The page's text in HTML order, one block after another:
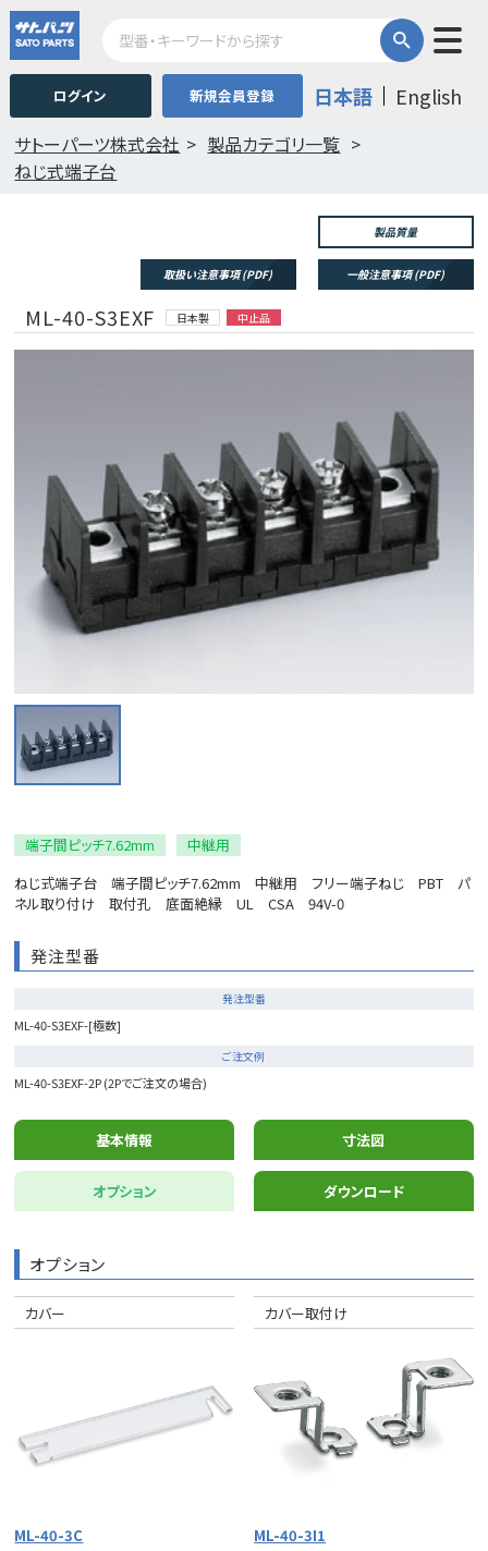
ログイン 新規会員登録 日本語 English
サトーパーツ株式会社
製品カテゴリ一覧
ねじ式端子台
製品質量
取扱い注意事項 (PDF) 一般注意事項 (PDF)
ML-40-S3EXF 日本製 中止品
端子間ピッチ7.62mm
中継用
ねじ式端子台 端子間ピッチ7.62mm 中継用 フリー端子ねじ PBT パ
ネル取り付け 取付孔 底面絶縁 UL CSA 94V-0
発注型番
発注型番
ML-40-S3EXF-[極数]
ご注文例
ML-40-S3EXF-2P (2Pでご注文の場合)
基本情報 寸法図
オプション ダウンロード
オプション
カバー
ML-40-3C
カバー取付け
ML-40-3I1